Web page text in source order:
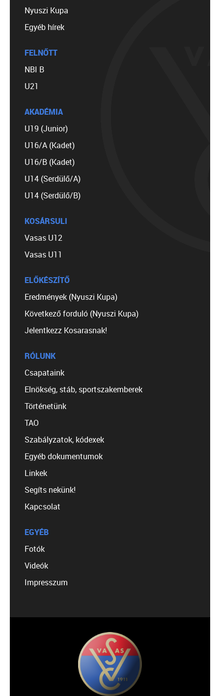
Nyuszi Kupa
Egyéb hírek
FELNŐTT
NBI B
U21
AKADÉMIA
U19 (Junior)
U16/A (Kadet)
U16/B (Kadet)
U14 (Serdülő/A)
U14 (Serdülő/B)
KOSÁRSULI
Vasas U12
Vasas U11
ELŐKÉSZÍTŐ
Eredmények (Nyuszi Kupa)
Következő forduló (Nyuszi Kupa)
Jelentkezz Kosarasnak!
RÓLUNK
Csapataink
Elnökség, stáb, sportszakemberek
Történetünk
TAO
Szabályzatok, kódexek
Egyéb dokumentumok
Linkek
Segíts nekünk!
Kapcsolat
EGYÉB
Fotók
Videók
Impresszum